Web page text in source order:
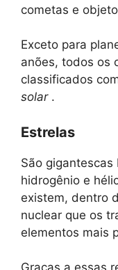
cometas e
Exceto para
anões, todos os
classificados
solar.
Estrelas
São
hidrogênio e
existem, dentro
nuclear que os
elementos mais